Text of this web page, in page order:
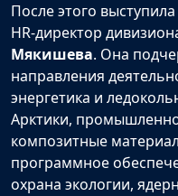
После этого
HR-директор
Мякишева. Она
направления
энергетика и
Арктики,
композитные
программное
охрана экологии,